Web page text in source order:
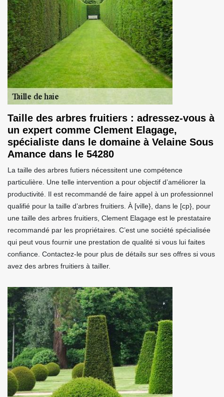
Taille des arbres fruitiers : adressez-vous à
un expert comme Clement Elagage,
spécialiste dans le domaine à Velaine Sous
Amance dans le 54280
La taille des arbres futiers nécessitent une compétence
particulière. Une telle intervention a pour objectif d’améliorer la
productivité. Il est recommandé de faire appel à un professionnel
qualifié pour la taille d’arbres fruitiers. À [ville}, dans le [cp}, pour
une taille des arbres fruitiers, Clement Elagage est le prestataire
recommandé par les propriétaires. C’est une société spécialisée
qui peut vous fournir une prestation de qualité si vous lui faites
confiance. Contactez-le pour plus de détails sur ses offres si vous
avez des arbres fruitiers à tailler.